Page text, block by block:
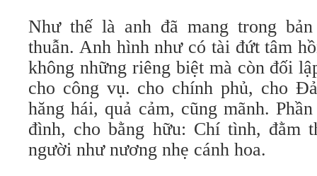
Như thế là anh đã mang trong
thuẫn. Anh hình như có tài đứt tâm
không những riêng biệt mà còn đối
cho công vụ. cho chính phủ, cho
hăng hái, quả cảm, cũng mãnh.
đình, cho bằng hữu: Chí tình, đằm
người như nương nhẹ cánh hoa.